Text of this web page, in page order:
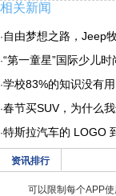
相关新闻
· 自由梦想之路，Jeep
·“第一童星”国际少儿时
·学校83%的知识没有
·春节买SUV，为什么
·特斯拉汽车的 LOGO
资讯排行
可以限制每个APP